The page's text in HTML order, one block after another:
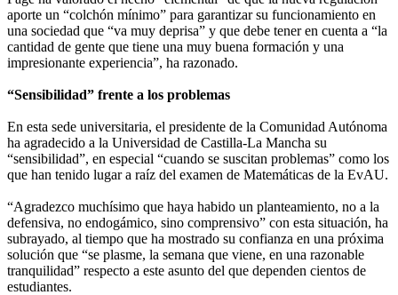
aporte un “colchón mínimo” para garantizar su funcionamiento en
una sociedad que “va muy deprisa” y que debe tener en cuenta a “la
cantidad de gente que tiene una muy buena formación y una
impresionante experiencia”, ha razonado.
“Sensibilidad” frente a los problemas
En esta sede universitaria, el presidente de la Comunidad Autónoma
ha agradecido a la Universidad de Castilla-La Mancha su
“sensibilidad”, en especial “cuando se suscitan problemas” como los
que han tenido lugar a raíz del examen de Matemáticas de la EvAU.
“Agradezco muchísimo que haya habido un planteamiento, no a la
defensiva, no endogámico, sino comprensivo” con esta situación, ha
subrayado, al tiempo que ha mostrado su confianza en una próxima
solución que “se plasme, la semana que viene, en una razonable
tranquilidad” respecto a este asunto del que dependen cientos de
estudiantes.